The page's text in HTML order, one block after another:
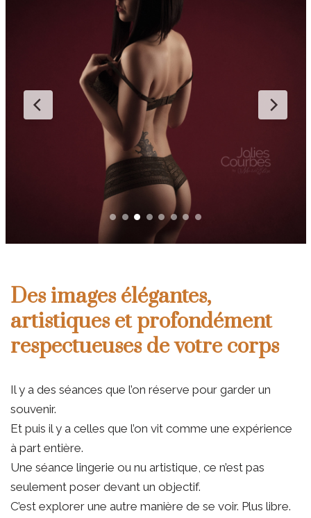
Des images élégantes,
artistiques et profondément
respectueuses de votre corps
Il y a des séances que l’on réserve pour garder un
souvenir.
Et puis il y a celles que l’on vit comme une expérience
à part entière.
Une séance lingerie ou nu artistique, ce n’est pas
seulement poser devant un objectif.
C’est explorer une autre manière de se voir. Plus libre.